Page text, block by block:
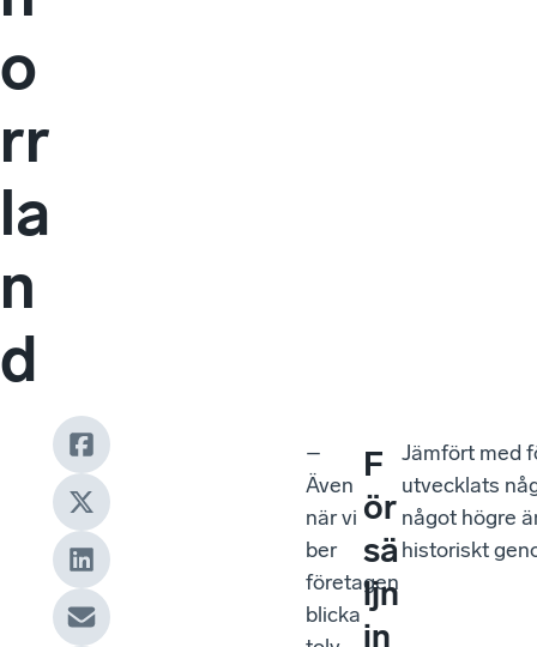
o
rr
la
n
d
–
Även
när vi
ber
företagen
blicka
F
ör
sä
ljn
in
Jämfört med
utvecklats
något högre
historiskt